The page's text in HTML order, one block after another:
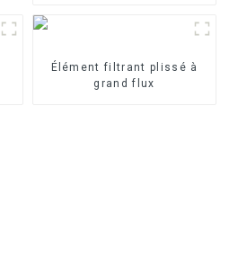
Élément filtrant plissé à
grand flux